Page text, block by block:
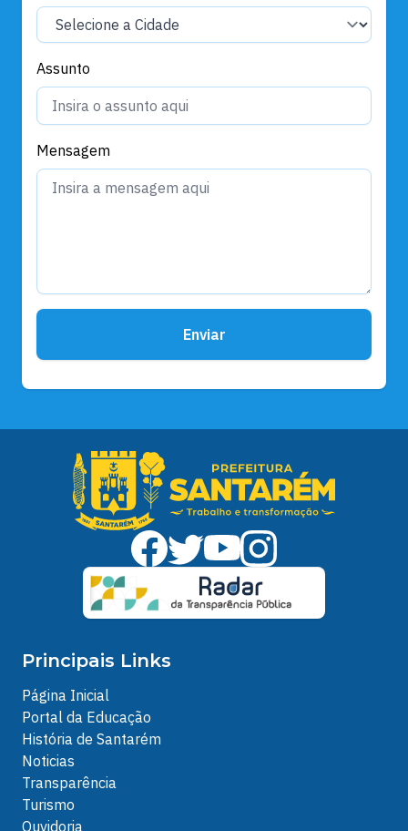
Assunto
Mensagem
Enviar
Principais Links
Página Inicial
Portal da Educação
História de Santarém
Noticias
Transparência
Turismo
Ouvidoria